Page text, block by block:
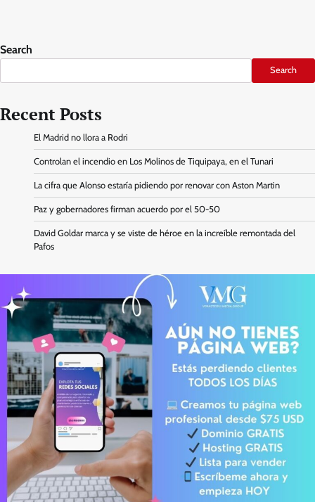
Search
Search
Recent Posts
El Madrid no llora a Rodri
Controlan el incendio en Los Molinos de Tiquipaya, en el Tunari
La cifra que Alonso estaría pidiendo por renovar con Aston Martin
Paz y gobernadores firman acuerdo por el 50-50
David Goldar marca y se viste de héroe en la increíble remontada del
Pafos